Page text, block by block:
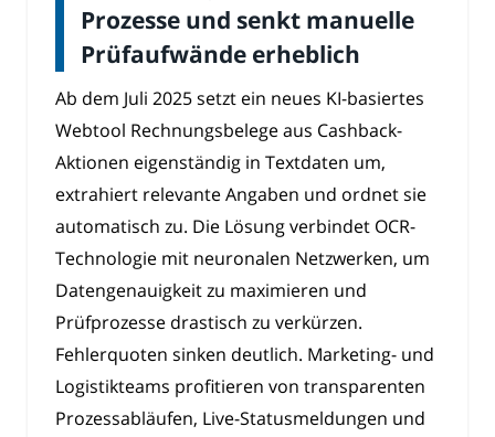
Prozesse und senkt manuelle
Prüfaufwände erheblich
Ab dem Juli 2025 setzt ein neues KI-basiertes
Webtool Rechnungsbelege aus Cashback-
Aktionen eigenständig in Textdaten um,
extrahiert relevante Angaben und ordnet sie
automatisch zu. Die Lösung verbindet OCR-
Technologie mit neuronalen Netzwerken, um
Datengenauigkeit zu maximieren und
Prüfprozesse drastisch zu verkürzen.
Fehlerquoten sinken deutlich. Marketing- und
Logistikteams profitieren von transparenten
Prozessabläufen, Live-Statusmeldungen und